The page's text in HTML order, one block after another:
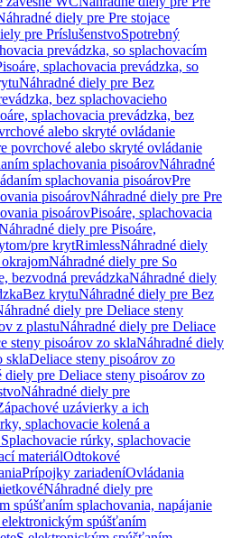
diely pre Pre stojace
pre PríslušenstvoSpotrebný
prevádzka, so splachovacím
splachovacia prevádzka, so
Náhradné diely pre Bez
bez splachovacieho
splachovacia prevádzka, bez
alebo skryté ovládanie
povrchové alebo skryté ovládanie
splachovania pisoárovNáhradné
splachovania pisoárovPre
pisoárovNáhradné diely pre Pre
pisoárovPisoáre, splachovacia
diely pre Pisoáre,
pre krytRimlessNáhradné diely
Náhradné diely pre So
bezvodná prevádzkaNáhradné diely
Bez krytuNáhradné diely pre Bez
diely pre Deliace steny
z plastuNáhradné diely pre Deliace
steny pisoárov zo sklaNáhradné diely
sklaDeliace steny pisoárov zo
diely pre Deliace steny pisoárov zo
Náhradné diely pre
uzávierky a ich
splachovacie kolená a
rúrky, splachovacie
materiálOdtokové
Prípojky zariadeníOvládania
Náhradné diely pre
spúšťaním splachovania, napájanie
spúšťaním